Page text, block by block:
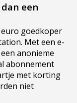
een
euro goedkoper
Met een e-
anonieme
abonnement
met korting
niet